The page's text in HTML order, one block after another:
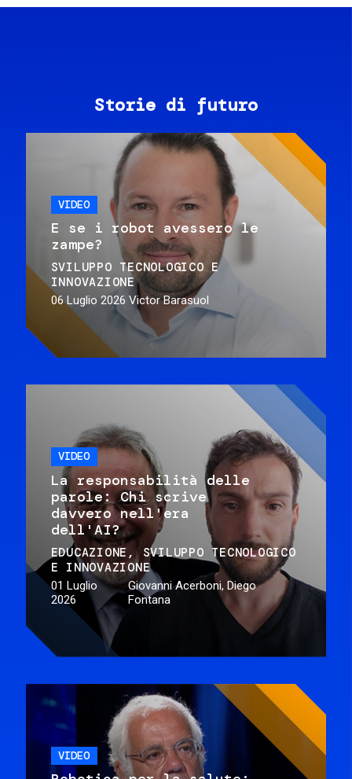
Storie di futuro
VIDEO
E se i robot avessero le
zampe?
SVILUPPO TECNOLOGICO E
INNOVAZIONE
06 Luglio 2026 Victor Barasuol
VIDEO
La responsabilità delle
parole: Chi scrive
davvero nell'era
dell'AI?
EDUCAZIONE
SVILUPPO TECNOLOGICO
E INNOVAZIONE
01 Luglio
2026
Giovanni Acerboni, Diego
Fontana
VIDEO